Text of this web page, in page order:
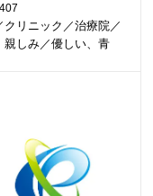
クリニック／治療院／
親しみ／優しい、青